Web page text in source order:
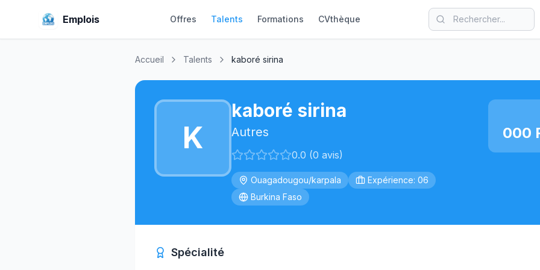
Emplois Offres Talents Formations CVthèque
Accueil Talents kaboré sirina
K
kaboré sirina
Autres
0.0 (0 avis)
Ouagadougou/karpala
Expérience: 06
Burkina Faso
000
Spécialité